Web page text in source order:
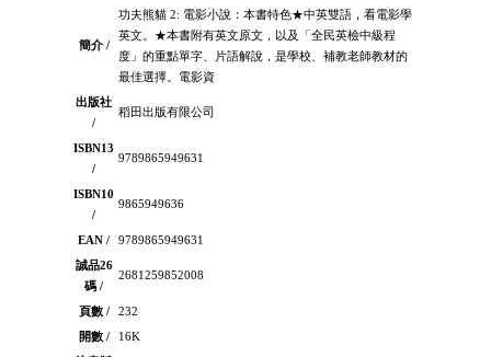
簡介 /
功夫熊貓 2: 電影小說：本書特色★中英雙語，看電影學
英文。★本書附有英文原文，以及「全民英檢中級程
度」的重點單字、片語解說，是學校、補教老師教材的
最佳選擇。電影資
出版社
/
稻田出版有限公司
ISBN13
/
9789865949631
ISBN10
/
9865949636
EAN /
9789865949631
誠品26
碼 /
2681259852008
頁數 /
232
開數 /
16K